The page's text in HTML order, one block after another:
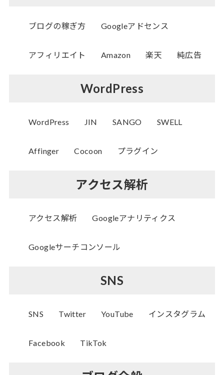
ブログの稼ぎ方 Googleアドセンス
アフィリエイト Amazon 楽天 純広告
WordPress
WordPress JIN SANGO SWELL
Affinger Cocoon プラグイン
アクセス解析
アクセス解析 Googleアナリティクス
Googleサーチコンソール
SNS
SNS Twitter YouTube インスタグラム
Facebook TikTok